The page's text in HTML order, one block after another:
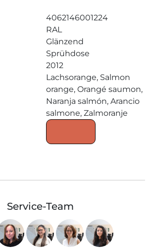
4062146001224
RAL
Glänzend
Sprühdose
2012
Lachsorange, Salmon
orange, Orangé saumon,
Naranja salmón, Arancio
salmone, Zalmoranje
Service-Team